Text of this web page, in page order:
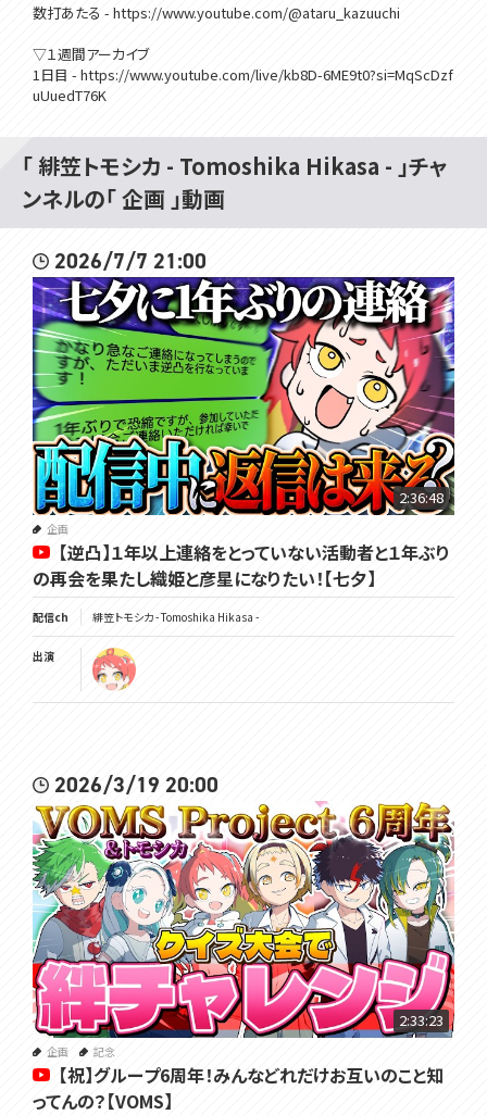
数打あたる - https://www.youtube.com/@ataru_kazuuchi
▽１週間アーカイブ
1日目 - https://www.youtube.com/live/kb8D-6ME9t0?si=MqScDzf
uUuedT76K
fu4ApOlqw
3日目 - ここ
4日目 - https://www.youtube.com/live/MyNHHqvMs6U?si=bQnub
MGZELECigwM
6日目 - https://www.youtube.com/live/S6gn8Q1PjL0?si=9BoV4Oz
5oSr5VbbU
7日目 - https://www.youtube.com/live/gfL5N4PFNok?si=pHileI_r
d228Ip-1
▽▽▽
はじめまして！VOMSの緋笠トモシカです！
楽しいこといっぱいするよ！
仲良くしてね～
▽毎週日曜日13時からは定期雑談配信
★9月VOMSグッズのお知らせ★
9/21の緋笠トモシカ生誕祭を祝して、記念グッズを制作いたしました！
受注生産・常設グッズとなりますので、お気軽にお買い求めください。
▼ショップページはこちら
https://voms.booth.pm
duced some commemorative goods!
These will be made-to-order and permanent goods, so please f
eel free to purchase them. [DeepL]
▼Shop Page
https://voms.booth.pm
▽メンバーシップ
https://www.youtube.com/channel/UC3vzVK_N_SUVKqbX69L_X4
g/join
▽チャンネル登録よろしくね
https://www.youtube.com/channel/UC3vzVK_N_SUVKqbX69L_X4
g
「 緋笠トモシカ - Tomoshika Hikasa - 」チャ
ンネルの「 企画 」動画
2026/7/7 21:00
2:36:48
企画
【逆凸】１年以上連絡をとっていない活動者と１年ぶり
の再会を果たし織姫と彦星になりたい！【七夕】
配信ch 緋笠トモシカ - Tomoshika Hikasa -
出演
2026/3/19 20:00
2:33:23
企画 記念
【祝】グループ6周年！みんなどれだけお互いのこと知
ってんの？【VOMS】